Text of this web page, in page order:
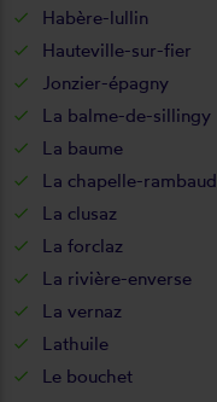
Habère-lullin
Hauteville-sur-fier
Jonzier-épagny
La balme-de-sillingy
La baume
La chapelle-rambaud
La clusaz
La forclaz
La rivière-enverse
La vernaz
Lathuile
Le bouchet